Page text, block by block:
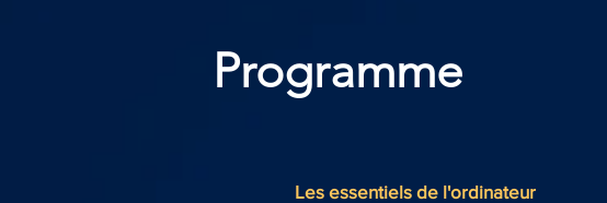
Programme
Les essentiels de l'ordinateur